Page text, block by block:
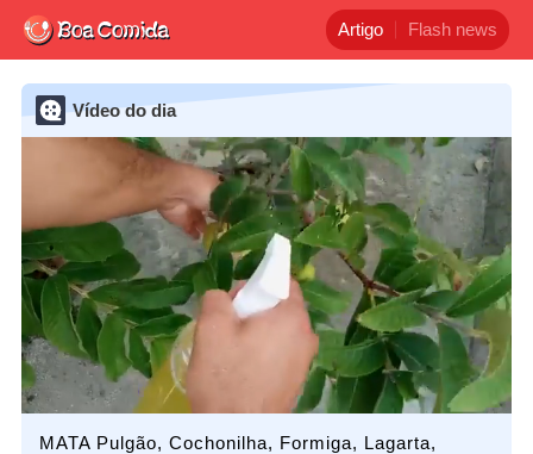
Artigo Flash news
Vídeo do dia
MATA Pulgão, Cochonilha, Formiga, Lagarta,